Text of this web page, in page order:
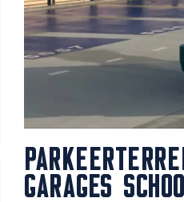
GARAGES